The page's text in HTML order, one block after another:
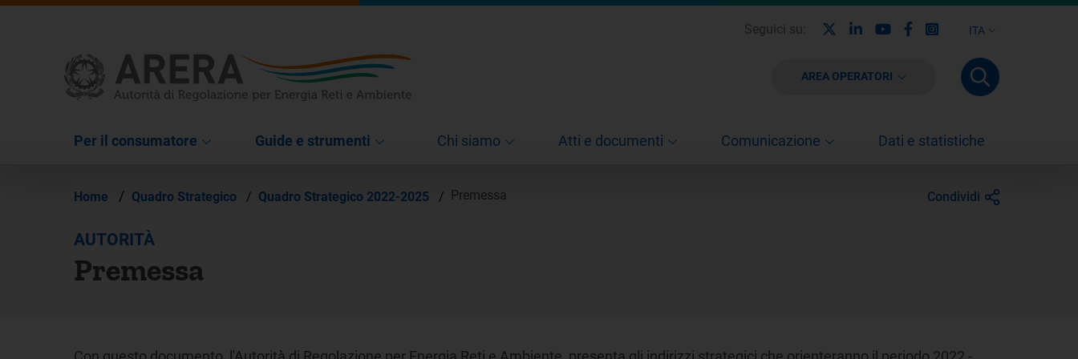
ITA
Seguici su: LinkedinYoutubeFacebook
Instagram
AREA OPERATORI
Per il consumatore Guide e strumenti Chi siamo Atti e documenti Comunicazione Dati e statistiche
Home / Quadro Strategico / Quadro Strategico 2022-2025 / Premessa Condividi
AUTORITÀ
Premessa